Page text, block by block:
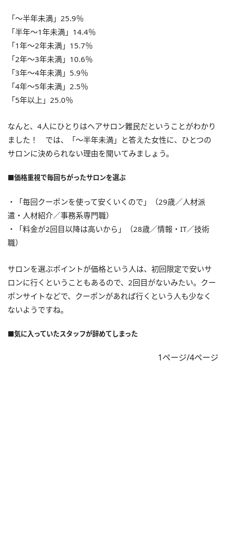
「～半年未満」25.9％
「半年～1年未満」14.4％
「1年～2年未満」15.7％
「2年～3年未満」10.6％
「3年～4年未満」5.9％
「4年～5年未満」2.5％
「5年以上」25.0％
なんと、4人にひとりはヘアサロン難民だということがわかり
ました！ では、「～半年未満」と答えた女性に、ひとつの
サロンに決められない理由を聞いてみましょう。
■価格重視で毎回ちがったサロンを選ぶ
・「毎回クーポンを使って安くいくので」（29歳／人材派
遣・人材紹介／事務系専門職）
・「料金が2回目以降は高いから」（28歳／情報・IT／技術
職）
サロンを選ぶポイントが価格という人は、初回限定で安いサ
ロンに行くということもあるので、2回目がないみたい。クー
ポンサイトなどで、クーポンがあれば行くという人も少なく
ないようですね。
■気に入っていたスタッフが辞めてしまった
1ページ/4ページ